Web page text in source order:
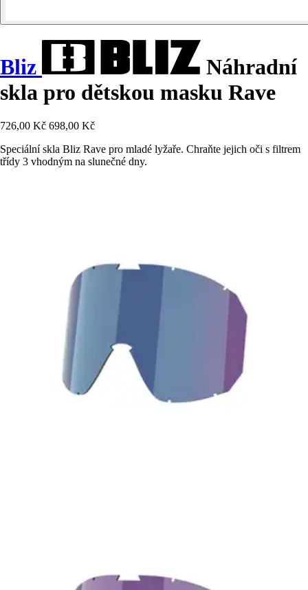
Bliz
Náhradní
skla pro dětskou masku Rave
726,00 Kč 698,00 Kč
Speciální skla Bliz Rave pro mladé lyžaře. Chraňte jejich oči s filtrem
třídy 3 vhodným na slunečné dny.